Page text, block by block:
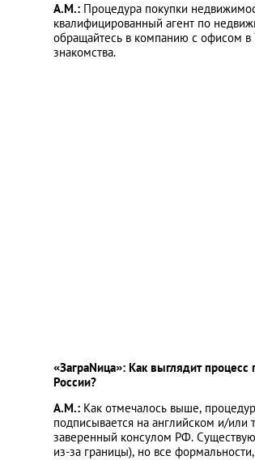
А.М.: Процедура покупки
квалифицированный агент по
обращайтесь в компанию с офисом
знакомства.
«ЗаграNица»: Как выглядит
России?
А.М.: Как отмечалось выше,
подписывается на английском и/или
заверенный консулом РФ.
из-за границы), но все